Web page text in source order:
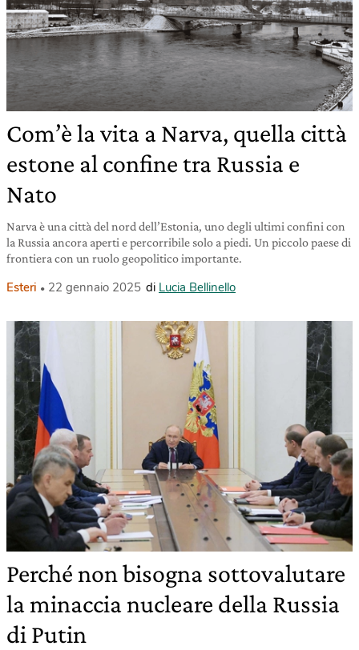
Com’è la vita a Narva, quella città
estone al confine tra Russia e
Nato
Narva è una città del nord dell’Estonia, uno degli ultimi confini con
la Russia ancora aperti e percorribile solo a piedi. Un piccolo paese di
frontiera con un ruolo geopolitico importante.
Esteri 22 gennaio 2025 di Lucia Bellinello
Perché non bisogna sottovalutare
la minaccia nucleare della Russia
di Putin